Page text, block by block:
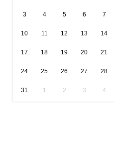
3 4 5 6 7
10 11 12 13 14
17 18 19 20 21
24 25 26 27 28
31 1 2 3 4